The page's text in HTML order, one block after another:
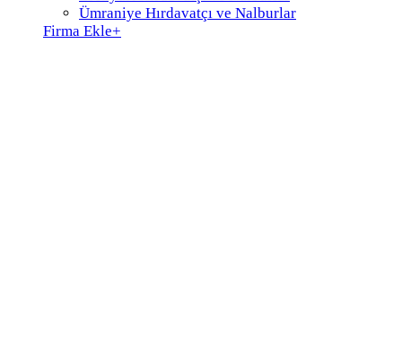
Ümraniye Hırdavatçı ve Nalburlar
Firma Ekle+